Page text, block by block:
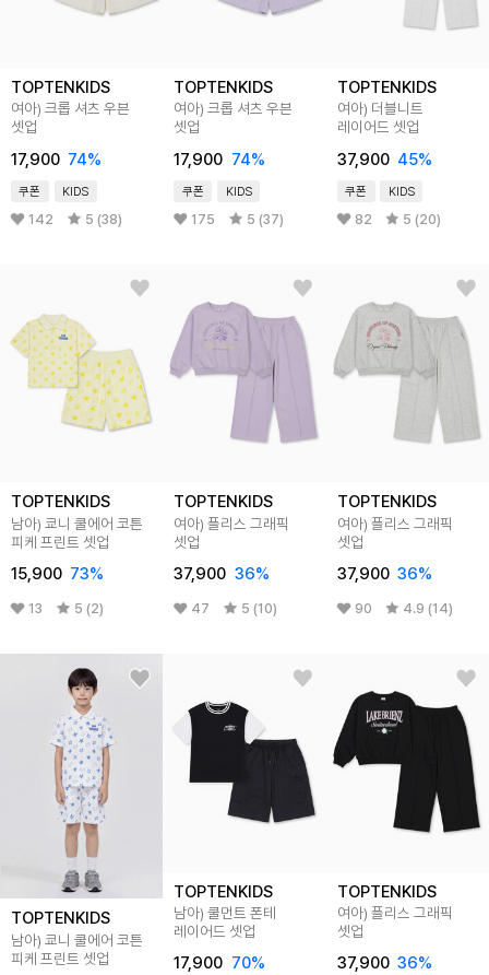
TOPTENKIDS
여아) 크롭 셔츠 우븐
셋업
17,900 74%
쿠폰 KIDS
142 5 (38)
TOPTENKIDS
여아) 크롭 셔츠 우븐
셋업
17,900 74%
쿠폰 KIDS
175 5 (37)
TOPTENKIDS
여아) 더블니트
레이어드 셋업
37,900 45%
쿠폰 KIDS
82 5 (20)
TOPTENKIDS
남아) 쿄니 쿨에어 코튼
피케 프린트 셋업
15,900 73%
13 5 (2)
TOPTENKIDS
여아) 플리스 그래픽
셋업
37,900 36%
47 5 (10)
TOPTENKIDS
여아) 플리스 그래픽
셋업
37,900 36%
90 4.9 (14)
TOPTENKIDS
남아) 쿄니 쿨에어 코튼
피케 프린트 셋업
TOPTENKIDS
남아) 쿨먼트 폰테
레이어드 셋업
17,900 70%
TOPTENKIDS
여아) 플리스 그래픽
셋업
37,900 36%